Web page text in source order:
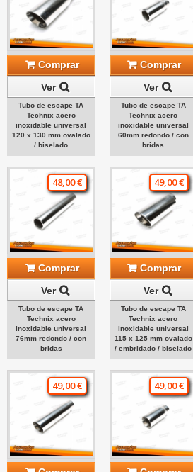
Comprar
Ver
Tubo de escape TA
Technix acero
inoxidable universal
120 x 130 mm ovalado
/ biselado
Comprar
Ver
Tubo de escape TA
Technix acero
inoxidable universal
60mm redondo / con
bridas
48,00 €
Comprar
Ver
Tubo de escape TA
Technix acero
inoxidable universal
76mm redondo / con
bridas
49,00 €
Comprar
Ver
Tubo de escape TA
Technix acero
inoxidable universal
115 x 125 mm ovalado
/ embridado / biselado
49,00 € 49,00 €